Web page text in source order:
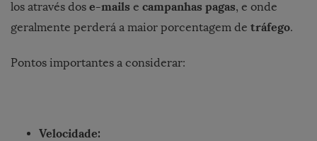
los através dos e-mails e campanhas pagas, e onde
geralmente perderá a maior porcentagem de tráfego.
Pontos importantes a considerar:
Velocidade: